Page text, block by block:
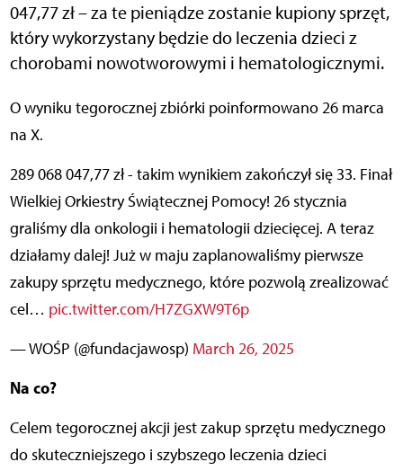
047,77 zł – za te pieniądze zostanie kupiony sprzęt,
który wykorzystany będzie do leczenia dzieci z
chorobami nowotworowymi i hematologicznymi.
O wyniku tegorocznej zbiórki poinformowano 26 marca
na X.
289 068 047,77 zł - takim wynikiem zakończył się 33. Finał
Wielkiej Orkiestry Świątecznej Pomocy! 26 stycznia
graliśmy dla onkologii i hematologii dziecięcej. A teraz
działamy dalej! Już w maju zaplanowaliśmy pierwsze
zakupy sprzętu medycznego, które pozwolą zrealizować
cel… pic.twitter.com/H7ZGXW9T6p
— WOŚP (@fundacjawosp) March 26, 2025
Na co?
Celem tegorocznej akcji jest zakup sprzętu medycznego
do skuteczniejszego i szybszego leczenia dzieci